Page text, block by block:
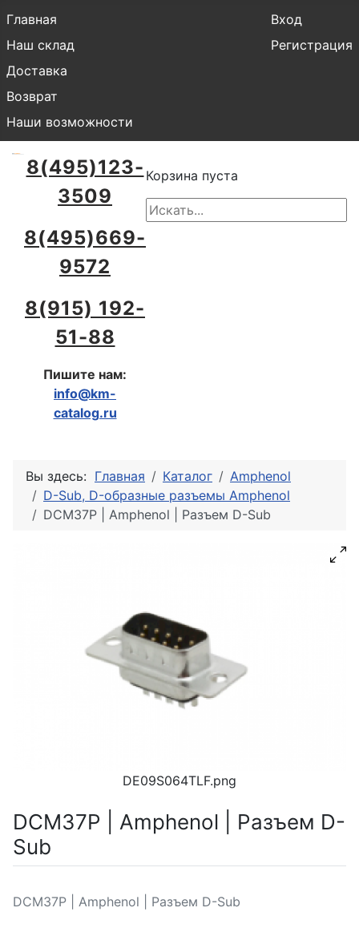
Главная
Наш склад
Доставка
Возврат
Наши возможности
Вход
Регистрация
8(495)123-
3509
8(495)669-
9572
8(915) 192-
51-88
Пишите нам:
info@km-
catalog.ru
Корзина пуста
Вы здесь: Главная Каталог
Amphenol
D-Sub, D-образные разъемы Amphenol
DCM37P | Amphenol | Разъем D-Sub
DE09S064TLF.png
DCM37P | Amphenol | Разъем D-
Sub
DCM37P | Amphenol | Разъем D-Sub